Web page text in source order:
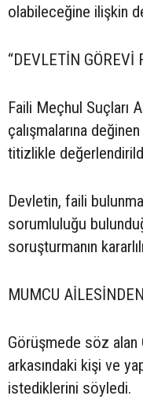
olabileceğine ilişkin
“DEVLETİN GÖREVİ
Faili Meçhul Suçları
çalışmalarına
titizlikle
Devletin, faili
sorumluluğu
soruşturmanın
MUMCU
Görüşmede söz
arkasındaki kişi ve
istediklerini söyledi.